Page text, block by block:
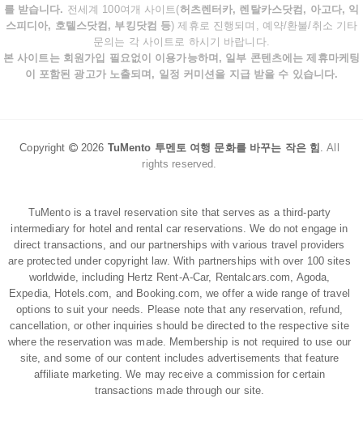
를 받습니다. 전세계 100여개 사이트(허츠렌터카, 렌탈카스닷컴, 아고다, 익
스피디아, 호텔스닷컴, 부킹닷컴 등) 제휴로 진행되며, 예약/환불/취소 기타
문의는 각 사이트로 하시기 바랍니다.
본 사이트는 회원가입 필요없이 이용가능하며, 일부 콘텐츠에는 제휴마케팅
이 포함된 광고가 노출되며, 일정 커미션을 지급 받을 수 있습니다.
Copyright 2026 TuMento 투멘토 여행 문화를 바꾸는 작은 힘 .All
rights reserved.
TuMento is a travel reservation site that serves as a third-party
intermediary for hotel and rental car reservations. We do not engage in
direct transactions, and our partnerships with various travel providers
are protected under copyright law. With partnerships with over 100 sites
worldwide, including Hertz Rent-A-Car, Rentalcars.com, Agoda,
Expedia, Hotels.com, and Booking.com, we offer a wide range of travel
options to suit your needs. Please note that any reservation, refund,
cancellation, or other inquiries should be directed to the respective site
where the reservation was made. Membership is not required to use our
site, and some of our content includes advertisements that feature
affiliate marketing. We may receive a commission for certain
transactions made through our site.